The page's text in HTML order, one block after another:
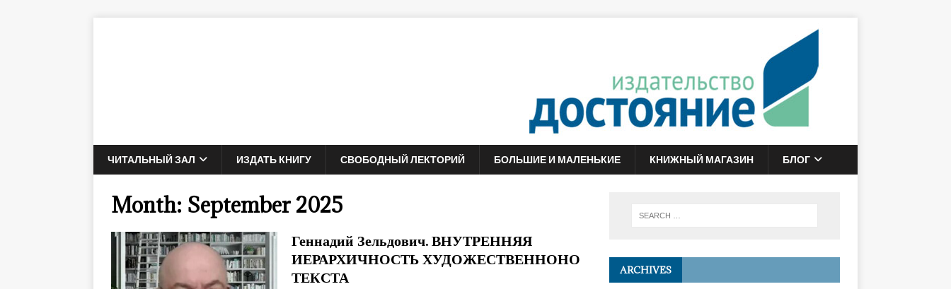
ЧИТАЛЬНЫЙ ЗАЛ ИЗДАТЬ КНИГУ СВОБОДНЫЙ ЛЕКТОРИЙ БОЛЬШИЕ И МАЛЕНЬКИЕ КНИЖНЫЙ МАГАЗИН БЛОГ
Month: September 2025
Геннадий Зельдович. ВНУТРЕННЯЯ
ИЕРАРХИЧНОСТЬ ХУДОЖЕСТВЕННОНО
ТЕКСТА
ARCHIVES